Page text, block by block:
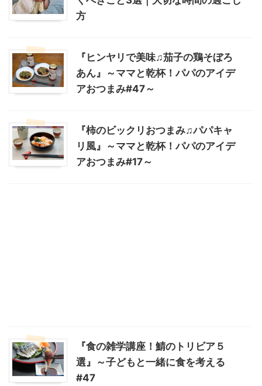
方
『ヒンヤリで美味♫茄子の鶏そぼろ
あん』～ママと乾杯！パパのアイデ
アおつまみ#47～
『柿のビックリおつまみ♫パパキャ
リ風』～ママと乾杯！パパのアイデ
アおつまみ#17～
『食の雑学講座！鯖のトリビア５
選』～子どもと一緒に食を考える
#47